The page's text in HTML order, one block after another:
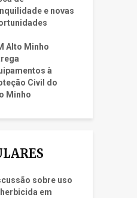
e novas
Alto Minho
à
Civil do
Minho
sobre uso
em